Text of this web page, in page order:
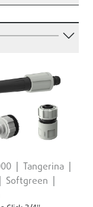
Tangerina
Softgreen